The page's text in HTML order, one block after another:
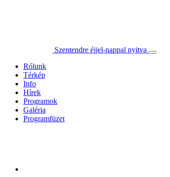
Szentendre éjjel-nappal nyitva
Rólunk
Térkép
Info
Hírek
Programok
Galéria
Programfüzet